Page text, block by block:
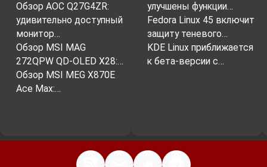
Обзор AOC Q27G4ZR:
удивительно доступный
монитор…
Обзор MSI MAG
272QPW QD-OLED X28:…
Обзор MSI MEG X870E
Ace Max:…
улучшены функции…
Fedora Linux 45 включит
защиту теневого…
KDE Linux приближается
к бета-версии с…